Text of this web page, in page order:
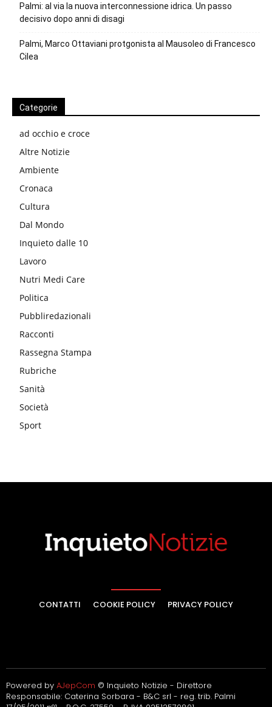
Palmi: al via la nuova interconnessione idrica. Un passo
decisivo dopo anni di disagi
Palmi, Marco Ottaviani protgonista al Mausoleo di Francesco
Cilea
Categorie
ad occhio e croce
Altre Notizie
Ambiente
Cronaca
Cultura
Dal Mondo
Inquieto dalle 10
Lavoro
Nutri Medi Care
Politica
Pubbliredazionali
Racconti
Rassegna Stampa
Rubriche
Sanità
Società
Sport
CONTATTI COOKIE POLICY PRIVACY POLICY
Powered by AJepCom © Inquieto Notizie - Direttore
Responsabile: Caterina Sorbara - B&C srl - reg. trib. Palmi